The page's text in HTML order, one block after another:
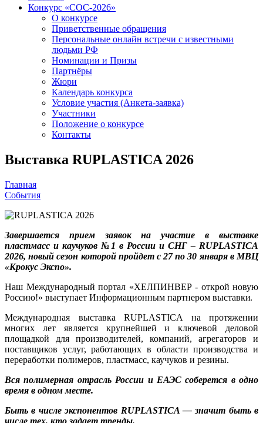
Конкурс «СОС-2026»
О конкурсе
Приветственные обращения
Персональные онлайн встречи с известными
людьми РФ
Номинации и Призы
Партнёры
Жюри
Календарь конкурса
Условие участия (Анкета-заявка)
Участники
Положение о конкурсе
Контакты
Выставка RUPLASTICA 2026
Главная
События
Завершается прием заявок на участие в выставке
пластмасс и каучуков №1 в России и СНГ – RUPLASTICA
2026, новый сезон которой пройдет с 27 по 30 января в МВЦ
«Крокус Экспо».
Наш Международный портал «ХЕЛПИНВЕР - открой новую
Россию!» выступает Информационным партнером выставки.
Международная выставка RUPLASTICA на протяжении
многих лет является крупнейшей и ключевой деловой
площадкой для производителей, компаний, агрегаторов и
поставщиков услуг, работающих в области производства и
переработки полимеров, пластмасс, каучуков и резины.
Вся полимерная отрасль России и ЕАЭС соберется в одно
время в одном месте.
Быть в числе экспонентов RUPLASTICA — значит быть в
числе тех, кто задает тренды.